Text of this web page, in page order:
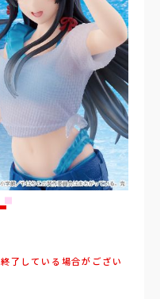
了している場合がござい